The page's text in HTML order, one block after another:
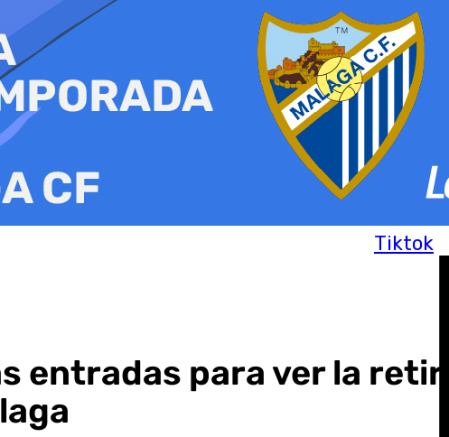
Tiktok
entradas para ver la